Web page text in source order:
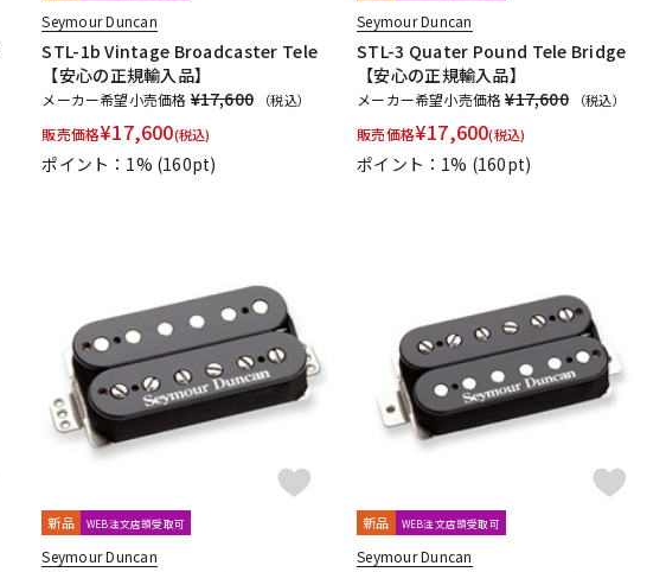
Seymour Duncan
STL-1b Vintage Broadcaster Tele
【安心の正規輸入品】
メーカー希望小売価格 ¥17,600 （税込）
販売価格¥17,600(税込)
ポイント：1% (160pt)
Seymour Duncan
STL-3 Quater Pound Tele Bridge
【安心の正規輸入品】
メーカー希望小売価格¥17,600 （税込）
販売価格¥17,600(税込)
ポイント：1% (160pt)
新品 WEB注文店頭受取可
Seymour Duncan
新品 WEB注文店頭受取可
Seymour Duncan